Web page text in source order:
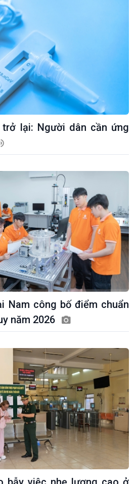
lại: Người dân cần ứng
Nam công bố điểm chuẩn
năm 2026